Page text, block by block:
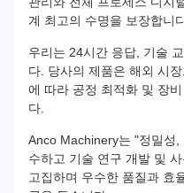
계 최고의 수명을 보장합니
우리는 24시간 응답, 기술
다. 당사의 제품은 해외 시
에 따라 공정 최적화 및 장
다.
Anco Machinery는 "정밀성,
수하고 기술 연구 개발 및
고집하며 우수한 품질과 효